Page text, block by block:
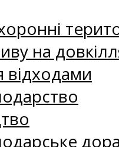
на
відходами